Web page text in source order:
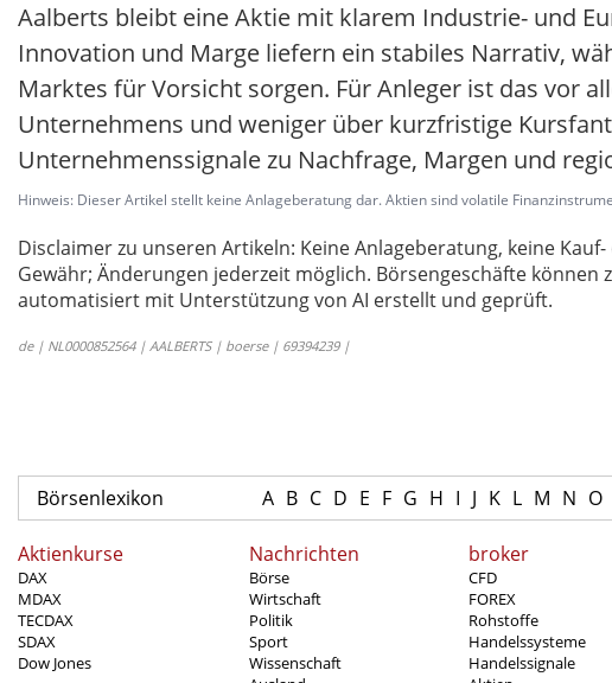
Aalberts bleibt eine Aktie mit klarem Industrie- und
Innovation und Marge liefern ein stabiles Narrativ,
Marktes für Vorsicht sorgen. Für Anleger ist das vor
Unternehmens und weniger über kurzfristige
Unternehmenssignale zu Nachfrage, Margen und
Hinweis: Dieser Artikel stellt keine Anlageberatung dar. Aktien sind volatile
Disclaimer zu unseren Artikeln: Keine Anlageberatung, keine
Gewähr; Änderungen jederzeit möglich. Börsengeschäfte
automatisiert mit Unterstützung von AI erstellt und geprüft.
de | NL0000852564 | AALBERTS | boerse | 69394239 |
Börsenlexikon A B C D E F G H I J K L M N O
Aktienkurse
DAX
MDAX
TECDAX
SDAX
Dow Jones
Nachrichten
Börse
Wirtschaft
Politik
Sport
Wissenschaft
broker
CFD
FOREX
Rohstoffe
Handelssysteme
Handelssignale